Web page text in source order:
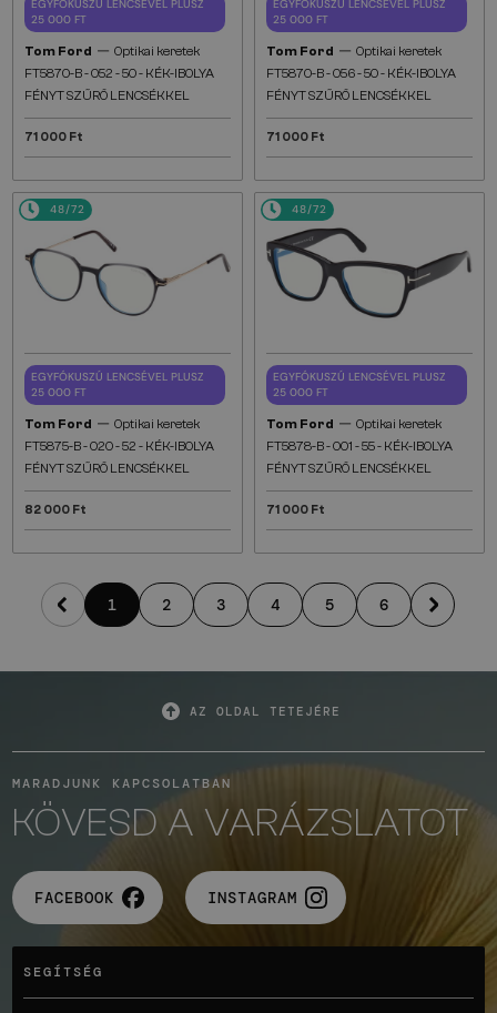
EGYFÓKUSZÚ LENCSÉVEL PLUSZ
25 000 FT
Tom Ford — Optikai keretek
FT5870-B - 052 - 50 - KÉK-IBOLYA
FÉNYT SZŰRŐ LENCSÉKKEL
71 000 Ft
EGYFÓKUSZÚ LENCSÉVEL PLUSZ
25 000 FT
Tom Ford — Optikai keretek
FT5870-B - 056 - 50 - KÉK-IBOLYA
FÉNYT SZŰRŐ LENCSÉKKEL
71 000 Ft
48/72
EGYFÓKUSZÚ LENCSÉVEL PLUSZ
25 000 FT
Tom Ford — Optikai keretek
FT5875-B - 020 - 52 - KÉK-IBOLYA
FÉNYT SZŰRŐ LENCSÉKKEL
82 000 Ft
48/72
EGYFÓKUSZÚ LENCSÉVEL PLUSZ
25 000 FT
Tom Ford — Optikai keretek
FT5878-B - 001 - 55 - KÉK-IBOLYA
FÉNYT SZŰRŐ LENCSÉKKEL
71 000 Ft
1 2 3 4 5 6
AZ OLDAL TETEJÉRE
MARADJUNK KAPCSOLATBAN
KÖVESD A VARÁZSLATOT
FACEBOOK INSTAGRAM
SEGÍTSÉG